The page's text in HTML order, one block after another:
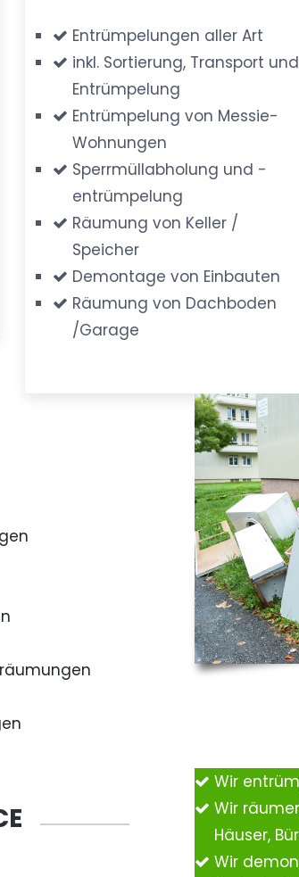
Entrümpelungen aller Art
inkl. Sortierung, Transport und
Entrümpelung
Entrümpelung von Messie-
Wohnungen
Sperrmüllabholung und -
entrümpelung
Räumung von Keller /
Speicher
Demontage von Einbauten
Räumung von Dachboden
/Garage
Wir
Wir
Häuser,
Wir